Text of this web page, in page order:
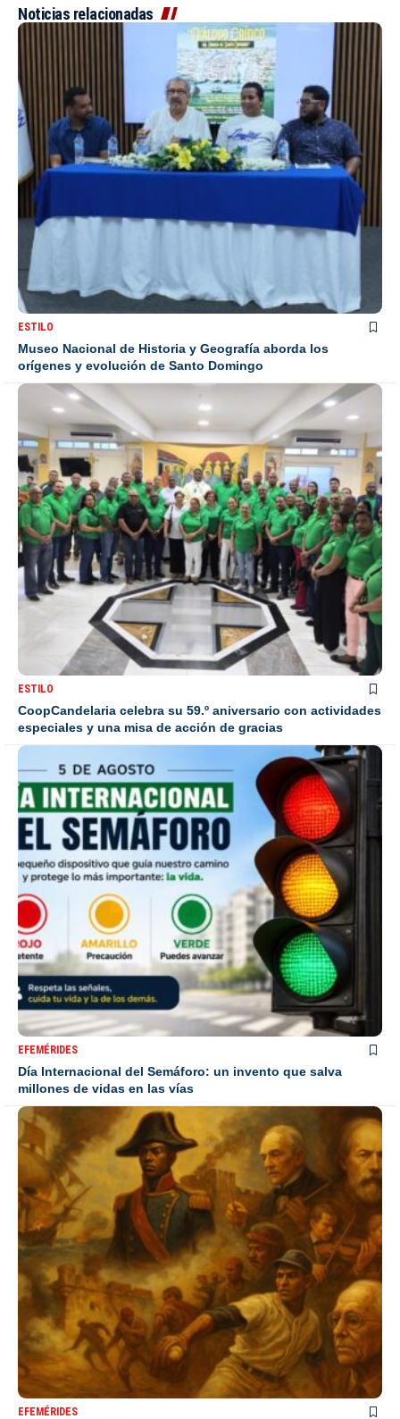
Noticias relacionadas
ESTILO
Museo Nacional de Historia y Geografía aborda los
orígenes y evolución de Santo Domingo
ESTILO
CoopCandelaria celebra su 59.º aniversario con actividades
especiales y una misa de acción de gracias
EFEMÉRIDES
Día Internacional del Semáforo: un invento que salva
millones de vidas en las vías
EFEMÉRIDES